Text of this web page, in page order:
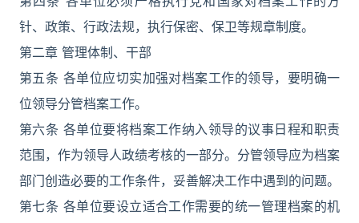
针、政策、行政法规，执行保密、保卫等规章制度。
第二章 管理体制、干部
第五条 各单位应切实加强对档案工作的领导，要明确一
位领导分管档案工作。
第六条 各单位要将档案工作纳入领导的议事日程和职责
范围，作为领导人政绩考核的一部分。分管领导应为档案
部门创造必要的工作条件，妥善解决工作中遇到的问题。
第七条 各单位要设立适合工作需要的统一管理档案的机